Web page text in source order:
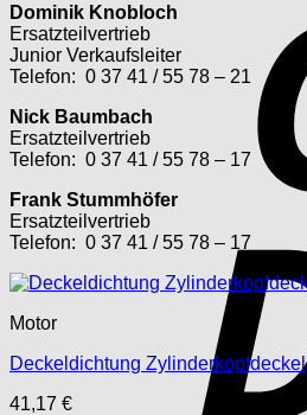
Dominik Knobloch
Ersatzteilvertrieb
Junior Verkaufsleiter
Telefon: 0 37 41 / 55 78 – 21
Nick Baumbach
Ersatzteilvertrieb
Telefon: 0 37 41 / 55 78 – 17
Frank Stummhöfer
Ersatzteilvertrieb
Telefon: 0 37 41 / 55 78 – 17
Motor
Deckeldichtung Zylinderkopfdeckel
41,17 €